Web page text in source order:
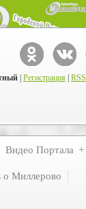
Регистрация RSS
Видео Портала
о Миллерово